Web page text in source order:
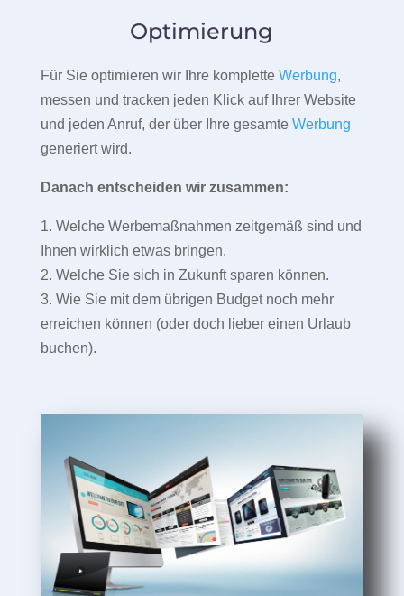
Optimierung
Für Sie optimieren wir Ihre komplette Werbung,
messen und tracken jeden Klick auf Ihrer Website
und jeden Anruf, der über Ihre gesamte Werbung
generiert wird.
Danach entscheiden wir zusammen:
1. Welche Werbemaßnahmen zeitgemäß sind und
Ihnen wirklich etwas bringen.
2. Welche Sie sich in Zukunft sparen können.
3. Wie Sie mit dem übrigen Budget noch mehr
erreichen können (oder doch lieber einen Urlaub
buchen).